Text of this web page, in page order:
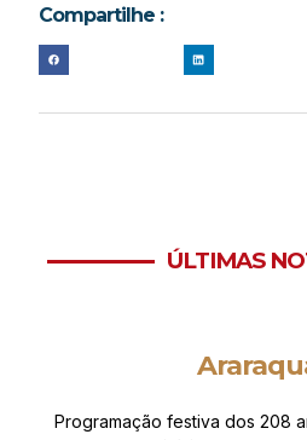
Compartilhe :
ÚLTIMAS
Programação festiva dos 208